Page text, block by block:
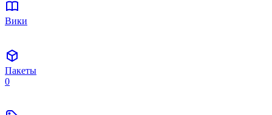
Вики
Пакеты
0